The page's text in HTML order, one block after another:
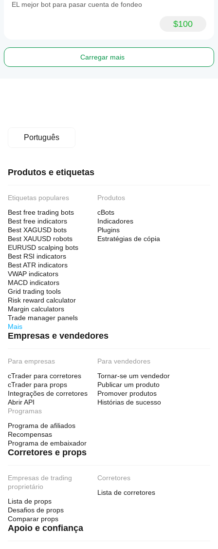
EL mejor bot para pasar cuenta de fondeo
$100
Carregar mais
Português
Produtos e etiquetas
Etiquetas populares
Best free trading bots
Best free indicators
Best XAGUSD bots
Best XAUUSD robots
EURUSD scalping bots
Best RSI indicators
Best ATR indicators
VWAP indicators
MACD indicators
Grid trading tools
Risk reward calculator
Margin calculators
Trade manager panels
Mais
Produtos
cBots
Indicadores
Plugins
Estratégias de cópia
Empresas e vendedores
Para empresas
cTrader para corretores
cTrader para props
Integrações de corretores
Abrir API
Para vendedores
Tornar-se um vendedor
Publicar um produto
Promover produtos
Histórias de sucesso
Programas
Programa de afiliados
Recompensas
Programa de embaixador
Corretores e props
Empresas de trading
proprietário
Lista de props
Desafios de props
Comparar props
Corretores
Lista de corretores
Apoio e confiança